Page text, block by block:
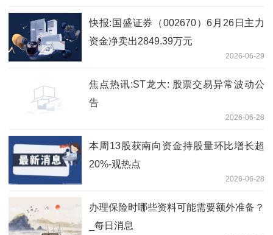
快报:国盛证券（002670）6月26日主力
资金净卖出2849.39万元
2026-06-29
焦点热讯:ST龙大: 股票交易异常波动公
告
2026-06-28
本周13股获南向资金持股量环比增长超
20%-观热点
2026-06-28
办理保险时哪些资料可能需要额外准备？
_每日消息